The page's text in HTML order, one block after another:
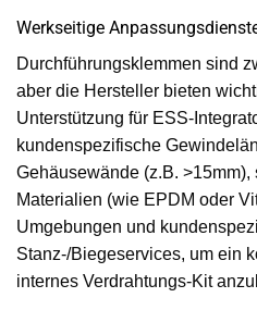
Werkseitige
Durchführungsklemmen sind
aber die Hersteller bieten
Unterstützung für ESS-
kundenspezifische
Gehäusewände (z.B.
Materialien (wie EPDM oder
Umgebungen und
Stanz-/Biegeservices, um ein
internes Verdrahtungs-Kit